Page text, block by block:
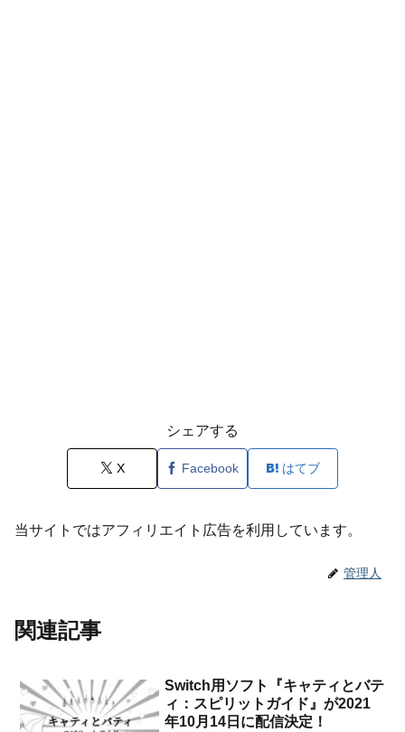
シェアする
X Facebook はてブ
当サイトではアフィリエイト広告を利用しています。
管理人
関連記事
Switch用ソフト『キャティとバテ
ィ：スピリットガイド』が2021
年10月14日に配信決定！